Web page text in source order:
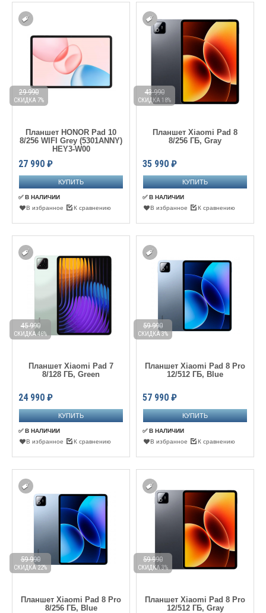
Планшет HONOR Pad 10
8/256 WIFI Grey (5301ANNY)
HEY3-W00
27 990 ₽
29 990
СКИДКА 7%
✅ В НАЛИЧИИ
В избранное
К сравнению
Планшет Xiaomi Pad 8
8/256 ГБ, Gray
35 990 ₽
43 990
СКИДКА 18%
✅ В НАЛИЧИИ
В избранное
К сравнению
Планшет Xiaomi Pad 7
8/128 ГБ, Green
24 990 ₽
45 990
СКИДКА 46%
✅ В НАЛИЧИИ
В избранное
К сравнению
Планшет Xiaomi Pad 8 Pro
12/512 ГБ, Blue
57 990 ₽
59 990
СКИДКА 3%
✅ В НАЛИЧИИ
В избранное
К сравнению
Планшет Xiaomi Pad 8 Pro
8/256 ГБ, Blue
59 990
СКИДКА 22%
Планшет Xiaomi Pad 8 Pro
12/512 ГБ, Gray
59 990
СКИДКА 3%